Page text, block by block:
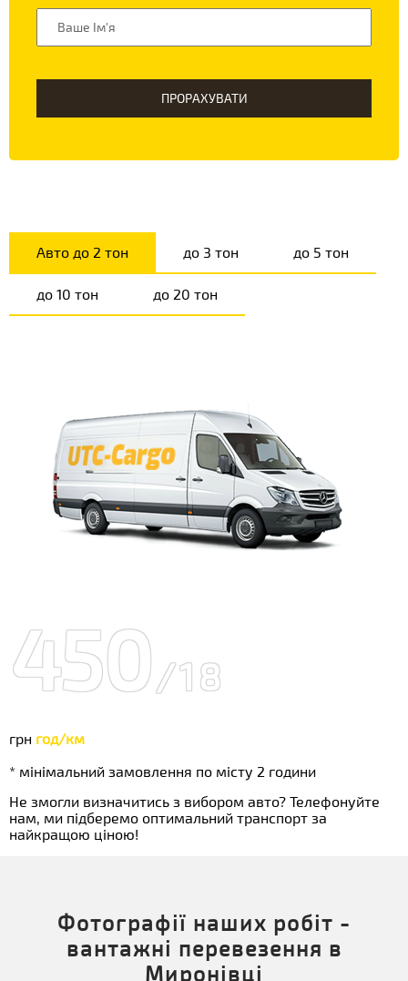
ПРОРАХУВАТИ
Авто до 2 тон до 3 тон до 5 тон
до 10 тон до 20 тон
450/18
грн год/км
* мінімальний замовлення по місту 2 години
Не змогли визначитись з вибором авто? Телефонуйте
нам, ми підберемо оптимальний транспорт за
найкращою ціною!
Фотографії наших робіт -
вантажні перевезення в
Миронівці